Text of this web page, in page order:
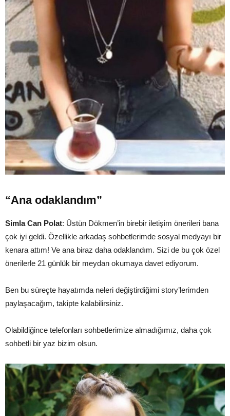
“Ana odaklandım”
Simla Can Polat: Üstün Dökmen’in birebir iletişim önerileri bana
çok iyi geldi. Özellikle arkadaş sohbetlerimde sosyal medyayı bir
kenara attım! Ve ana biraz daha odaklandım. Sizi de bu çok özel
önerilerle 21 günlük bir meydan okumaya davet ediyorum.
Ben bu süreçte hayatımda neleri değiştirdiğimi story’lerimden
paylaşacağım, takipte kalabilirsiniz.
Olabildiğince telefonları sohbetlerimize almadığımız, daha çok
sohbetli bir yaz bizim olsun.